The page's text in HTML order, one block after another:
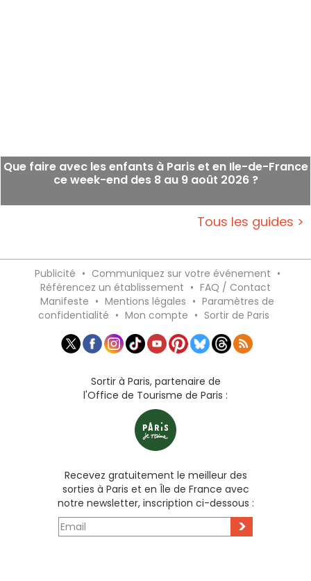
Que faire avec les enfants à Paris et en Ile-de-France
ce week-end des 8 au 9 août 2026 ?
Tous les guides >
Publicité • Communiquez sur votre événement •
Référencez un établissement • FAQ / Contact
Manifeste • Mentions légales • Paramètres de
confidentialité • Mon compte • Sortir de Paris
Sortir à Paris, partenaire de
l'Office de Tourisme de Paris :
Recevez gratuitement le meilleur des
sorties à Paris et en Île de France avec
notre newsletter, inscription ci-dessous :
>